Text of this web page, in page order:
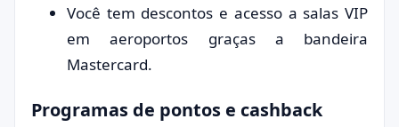
Você tem descontos e acesso a salas VIP
em aeroportos graças a bandeira
Mastercard.
Programas de pontos e cashback